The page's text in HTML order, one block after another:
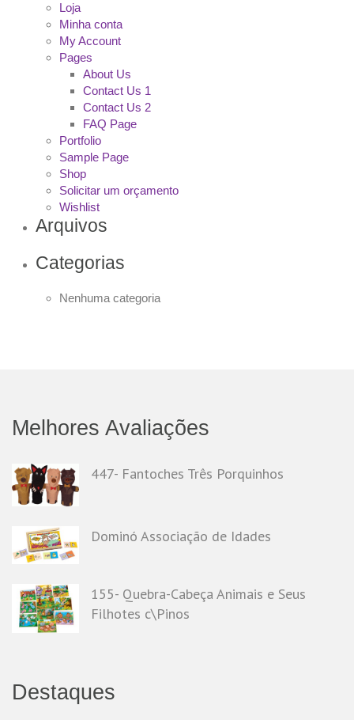
Loja
Minha conta
My Account
Pages
About Us
Contact Us 1
Contact Us 2
FAQ Page
Portfolio
Sample Page
Shop
Solicitar um orçamento
Wishlist
Arquivos
Categorias
Nenhuma categoria
Melhores Avaliações
447- Fantoches Três Porquinhos
Dominó Associação de Idades
155- Quebra-Cabeça Animais e Seus
Filhotes c\Pinos
Destaques